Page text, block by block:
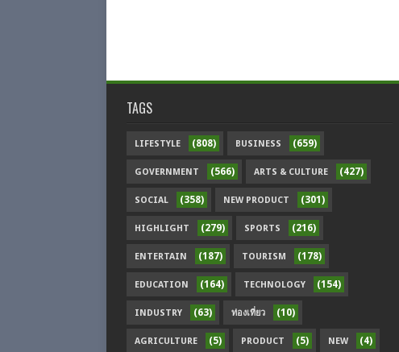
TAGS
LIFESTYLE (808) BUSINESS (659)
GOVERNMENT (566) ARTS & CULTURE (427)
SOCIAL (358) NEW PRODUCT (301)
HIGHLIGHT (279) SPORTS (216)
ENTERTAIN (187) TOURISM (178)
EDUCATION (164) TECHNOLOGY (154)
INDUSTRY (63) ท่องเที่ยว (10)
AGRICULTURE (5) PRODUCT (5) NEW (4)